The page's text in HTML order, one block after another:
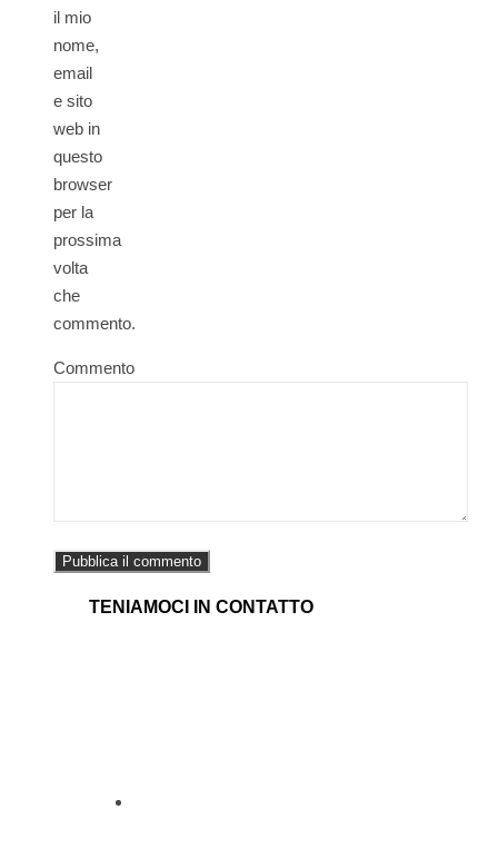
il mio
nome,
email
e sito
web in
questo
browser
per la
prossima
volta
che
commento.
Commento
TENIAMOCI IN CONTATTO